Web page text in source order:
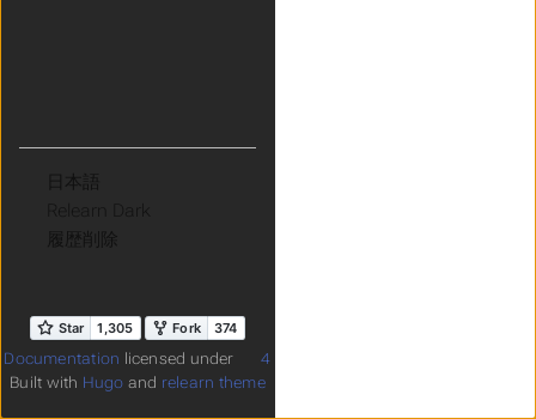
テーマ
履歴削除
Documentation licensed under
4
Built with Hugo and relearn theme